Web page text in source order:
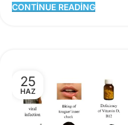
CONTINUE READING
25
HAZ